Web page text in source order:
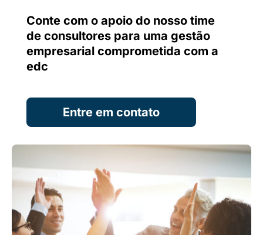
Conte com o apoio do nosso time
de consultores para uma gestão
empresarial comprometida com a
edc
Entre em contato